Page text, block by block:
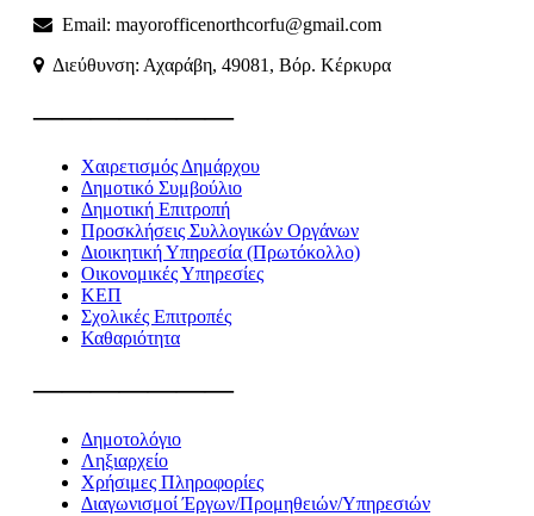
Email: mayorofficenorthcorfu@gmail.com
Διεύθυνση: Αχαράβη, 49081, Βόρ. Κέρκυρα
———————
Χαιρετισμός Δημάρχου
Δημοτικό Συμβούλιο
Δημοτική Επιτροπή
Προσκλήσεις Συλλογικών Οργάνων
Διοικητική Υπηρεσία (Πρωτόκολλο)
Οικονομικές Υπηρεσίες
ΚΕΠ
Σχολικές Επιτροπές
Καθαριότητα
———————
Δημοτολόγιο
Ληξιαρχείο
Χρήσιμες Πληροφορίες
Διαγωνισμοί Έργων/Προμηθειών/Υπηρεσιών